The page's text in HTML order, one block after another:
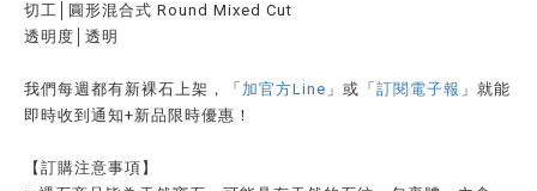
切工│圓形混合式 Round Mixed Cut
透明度│透明
我們每週都有新裸石上架，「 加官方Line 」或「 訂閱電子報 」就能
即時收到通知+新品限時優惠！
【訂購注意事項】